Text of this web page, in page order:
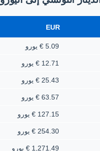
EUR
5.09 € يورو
12.71 € يورو
25.43 € يورو
63.57 € يورو
127.15 € يورو
254.30 € يورو
1,271.49 € يورو